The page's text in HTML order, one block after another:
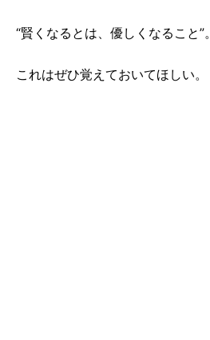
“賢くなるとは、優しくなること”。
これはぜひ覚えておいてほしい。